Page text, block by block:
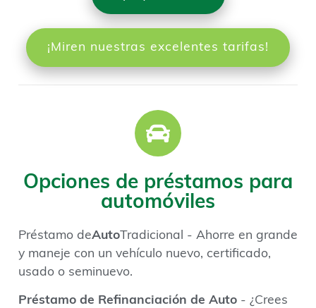
¡Miren nuestras excelentes tarifas!
Opciones de préstamos para
automóviles
Préstamo deAutoTradicional
- Ahorre en grande
y maneje con un vehículo nuevo, certificado,
usado o seminuevo.
Préstamo de Refinanciación de Auto - ¿Crees